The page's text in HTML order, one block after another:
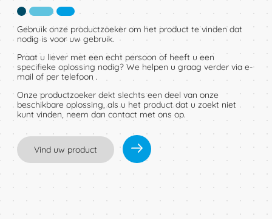
Gebruik onze productzoeker om het product te vinden dat
nodig is voor uw gebruik.
Praat u liever met een echt persoon of heeft u een
specifieke oplossing nodig? We helpen u graag verder via e-
mail of per telefoon .
Onze productzoeker dekt slechts een deel van onze
beschikbare oplossing, als u het product dat u zoekt niet
kunt vinden, neem dan contact met ons op.
Vind uw product